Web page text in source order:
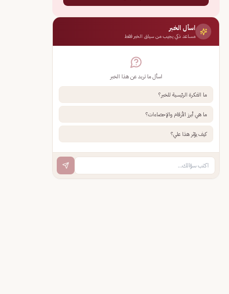
اسأل الخبر
مساعد ذكي يجيب من سياق الخبر فقط
اسأل ما تريد عن هذا الخبر
ما الفكرة الرئيسية للخبر؟
ما هي أبرز الأرقام والإحصاءات؟
كيف يؤثر هذا علي؟